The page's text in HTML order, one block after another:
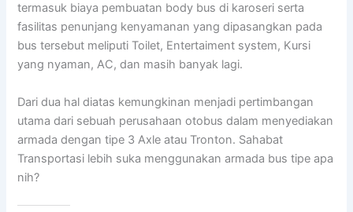
termasuk biaya pembuatan body bus di karoseri serta
fasilitas penunjang kenyamanan yang dipasangkan pada
bus tersebut meliputi Toilet, Entertaiment system, Kursi
yang nyaman, AC, dan masih banyak lagi.
Dari dua hal diatas kemungkinan menjadi pertimbangan
utama dari sebuah perusahaan otobus dalam menyediakan
armada dengan tipe 3 Axle atau Tronton. Sahabat
Transportasi lebih suka menggunakan armada bus tipe apa
nih?